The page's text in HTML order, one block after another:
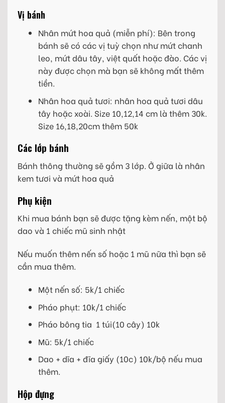
Vị bánh
Nhân mứt hoa quả (miễn phí): Bên trong
bánh sẽ có các vị tuỳ chọn như mứt chanh
leo, mứt dâu tây, việt quất hoặc đào. Các vị
này được chọn mà bạn sẽ không mất thêm
tiền.
Nhân hoa quả tươi: nhân hoa quả tươi dâu
tây hoặc xoài. Size 10,12,14 cm là thêm 30k.
Size 16,18,20cm thêm 50k
Các lớp bánh
Bánh thông thường sẽ gồm 3 lớp. Ở giữa là nhân
kem tươi và mứt hoa quả
Phụ kiện
Khi mua bánh bạn sẽ được tặng kèm nến, một bộ
dao và 1 chiếc mũ sinh nhật
Nếu muốn thêm nến số hoặc 1 mũ nữa thì bạn sẽ
cần mua thêm.
Một nến số: 5k/1 chiếc
Pháo phụt: 10k/1 chiếc
Pháo bông tia 1 túi(10 cây) 10k
Mũ: 5k/1 chiếc
Dao + dĩa + đĩa giấy (10c) 10k/bộ nếu mua
thêm.
Hộp đựng